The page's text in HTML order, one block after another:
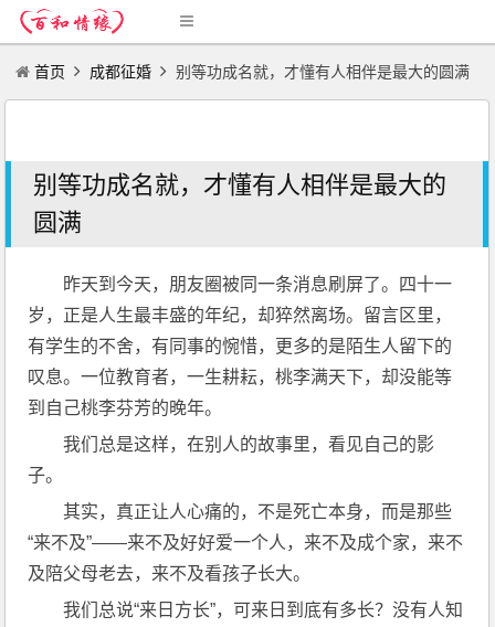
首页 成都征婚 别等功成名就，才懂有人相伴是最大的圆满
别等功成名就，才懂有人相伴是最大的
圆满
昨天到今天，朋友圈被同一条消息刷屏了。四十一
岁，正是人生最丰盛的年纪，却猝然离场。留言区里，
有学生的不舍，有同事的惋惜，更多的是陌生人留下的
叹息。一位教育者，一生耕耘，桃李满天下，却没能等
到自己桃李芬芳的晚年。
我们总是这样，在别人的故事里，看见自己的影
子。
其实，真正让人心痛的，不是死亡本身，而是那些
“来不及”——来不及好好爱一个人，来不及成个家，来不
及陪父母老去，来不及看孩子长大。
我们总说“来日方长”，可来日到底有多长？没有人知